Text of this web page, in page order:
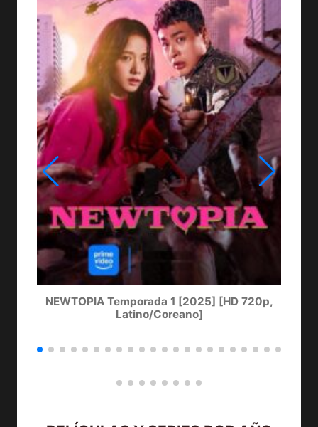
NEWTOPIA Temporada 1 [2025] [HD 720p,
Latino/Coreano]